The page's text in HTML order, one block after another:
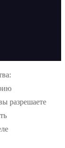
разрешаете